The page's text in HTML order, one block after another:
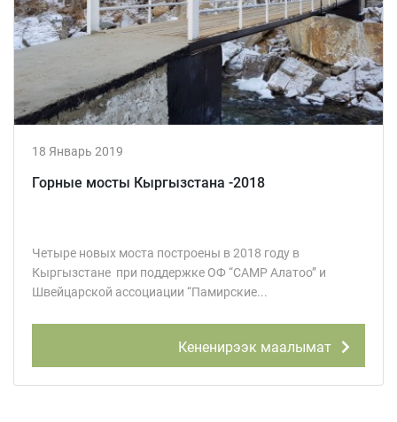
18 Январь 2019
Горные мосты Кыргызстана -2018
Четыре новых моста построены в 2018 году в
Кыргызстане при поддержке ОФ “CAMP Алатоо” и
Швейцарской ассоциации “Памирские...
Кененирээк маалымат